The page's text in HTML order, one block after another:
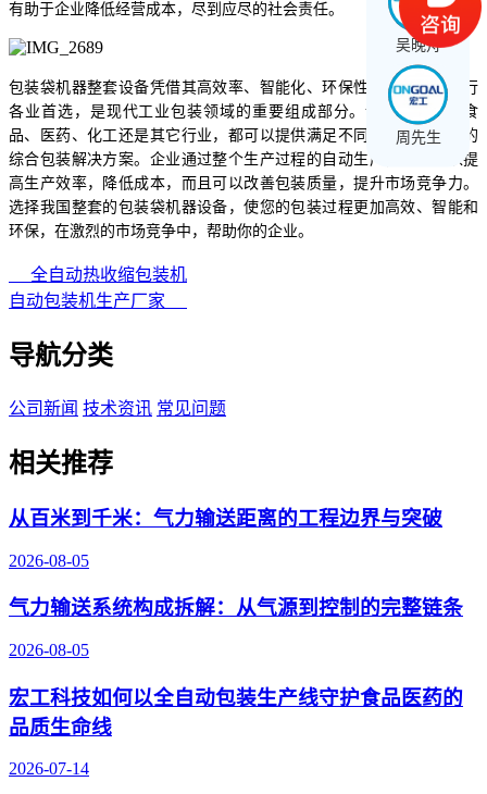
有助于企业降低经营成本，尽到应尽的社会责任。
包装袋机器整套设备凭借其高效率、智能化、环保性的特点成为各行
各业首选，是现代工业包装领域的重要组成部分。设备无论您是食
品、医药、化工还是其它行业，都可以提供满足不同产品包装需求的
综合包装解决方案。企业通过整个生产过程的自动生产，不仅可以提
高生产效率，降低成本，而且可以改善包装质量，提升市场竞争力。
选择我国整套的包装袋机器设备，使您的包装过程更加高效、智能和
环保，在激烈的市场竞争中，帮助你的企业。
全自动热收缩包装机
自动包装机生产厂家
导航分类
公司新闻 技术资讯 常见问题
相关推荐
从百米到千米：气力输送距离的工程边界与突破
2026-08-05
气力输送系统构成拆解：从气源到控制的完整链条
2026-08-05
宏工科技如何以全自动包装生产线守护食品医药的
品质生命线
2026-07-14
吴晚舟
周先生